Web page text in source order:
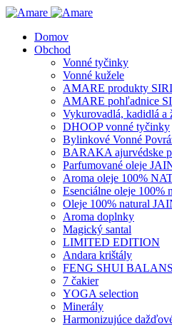
Domov
Obchod
Vonné tyčinky
Vonné kužele
AMARE produkty
AMARE pohľadnice
Vykurovadlá, kadidlá a
DHOOP vonné tyčinky
Bylinkové Vonné
BARAKA ajurvédske
Parfumované oleje
Aroma oleje 100%
Esenciálne oleje 100%
Oleje 100% natural
Aroma doplnky
Magický santal
LIMITED EDITION
Andara krištály
FENG SHUI BALANS
7 čakier
YOGA selection
Minerály
Harmonizujúce